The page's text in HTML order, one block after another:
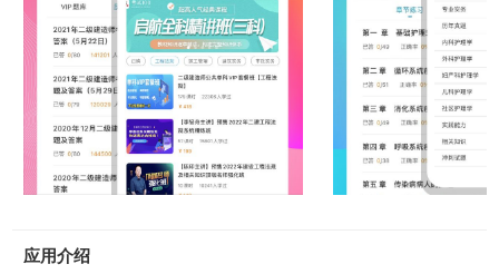
应用介绍